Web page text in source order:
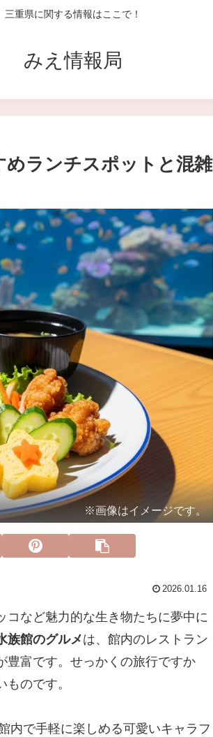
三重県に関する情報はここで！
みえ情報局
めランチスポットと混雑
※画像はイメージです。
2026.01.16
コなど魅力的な生き物たちに夢中に
族館のグルメは、館内のレストラン
豊富です。せっかくの旅行ですか
のです。
内で手軽に楽しめる可愛いキャラフ